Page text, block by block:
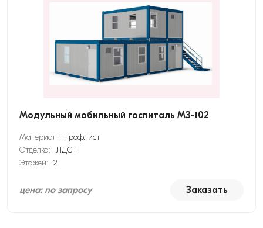
Модульный мобильный госпиталь МЗ-102
Материал:
профлист
Отделка: ЛДСП
Этажей: 2
цена: по запросу Заказать